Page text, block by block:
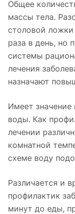
Общее
массы тела.
столовой
раза в день, но
системы
лечения
назначают
Имеет значение
воды. Как
лечении
комнатной
схеме воду
Различается и
профилактик
минут до еды,